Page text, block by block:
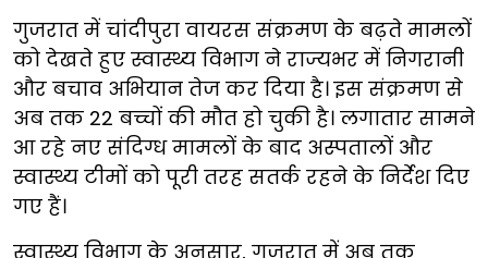
गुजरात में चांदीपुरा वायरस संक्रमण के बढ़ते मामलों
को देखते हुए स्वास्थ्य विभाग ने राज्यभर में निगरानी
और बचाव अभियान तेज कर दिया है। इस संक्रमण से
अब तक 22 बच्चों की मौत हो चुकी है। लगातार सामने
आ रहे नए संदिग्ध मामलों के बाद अस्पतालों और
स्वास्थ्य टीमों को पूरी तरह सतर्क रहने के निर्देश दिए
गए हैं।
स्वास्थ्य विभाग के अनुसार, गुजरात में अब तक